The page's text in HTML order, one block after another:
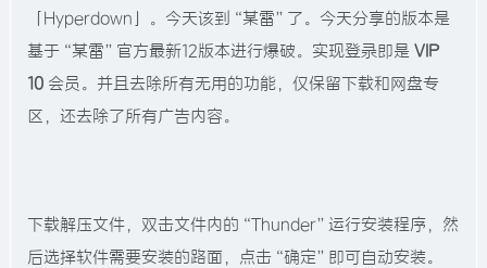
「Hyperdown」。今天该到“某雷”了。今天分享的版本是
基于“某雷”官方最新12版本进行爆破。实现登录即是 VIP
10 会员。并且去除所有无用的功能，仅保留下载和网盘专
区，还去除了所有广告内容。
下载解压文件，双击文件内的“Thunder”运行安装程序，然
后选择软件需要安装的路面，点击“确定”即可自动安装。